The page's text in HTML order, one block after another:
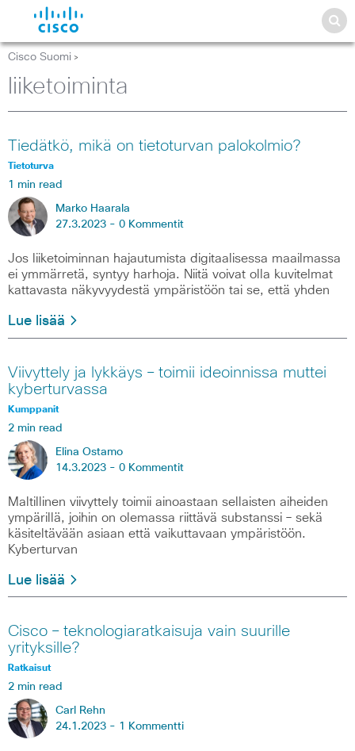
Cisco Suomi >
liiketoiminta
Tiedätkö, mikä on tietoturvan palokolmio?
Tietoturva
1 min read
Marko Haarala
27.3.2023 - 0 Kommentit
Jos liiketoiminnan hajautumista digitaalisessa maailmassa
ei ymmärretä, syntyy harhoja. Niitä voivat olla kuvitelmat
kattavasta näkyvyydestä ympäristöön tai se, että yhden
Lue lisää
Viivyttely ja lykkäys – toimii ideoinnissa muttei
kyberturvassa
Kumppanit
2 min read
Elina Ostamo
14.3.2023 - 0 Kommentit
Maltillinen viivyttely toimii ainoastaan sellaisten aiheiden
ympärillä, joihin on olemassa riittävä substanssi – sekä
käsiteltävään asiaan että vaikuttavaan ympäristöön.
Kyberturvan
Lue lisää
Cisco – teknologiaratkaisuja vain suurille
yrityksille?
Ratkaisut
2 min read
Carl Rehn
24.1.2023 - 1 Kommentti